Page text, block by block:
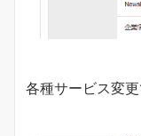
各種サービス変